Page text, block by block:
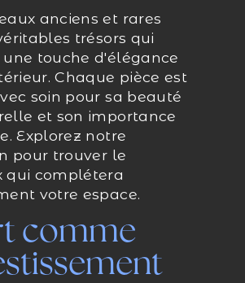
anciens et rares
trésors qui
touche d'élégance
Chaque pièce est
soin pour sa beauté
et son importance
Explorez notre
pour trouver le
qui complétera
votre espace.
comme